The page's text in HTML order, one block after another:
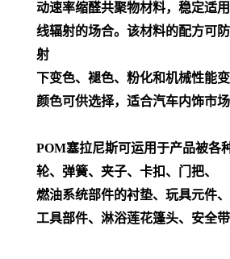
动速率缩醛共聚物材料，稳定适
线辐射的场合。该材料的配方可
射
下变色、褪色、粉化和机械性能
颜色可供选择，适合汽车内饰市
POM塞拉尼斯可运用于产品被各
轮、弹簧、夹子、卡扣、门把、
燃油系统部件的衬垫、玩具元件
工具部件、淋浴莲花篷头、安全